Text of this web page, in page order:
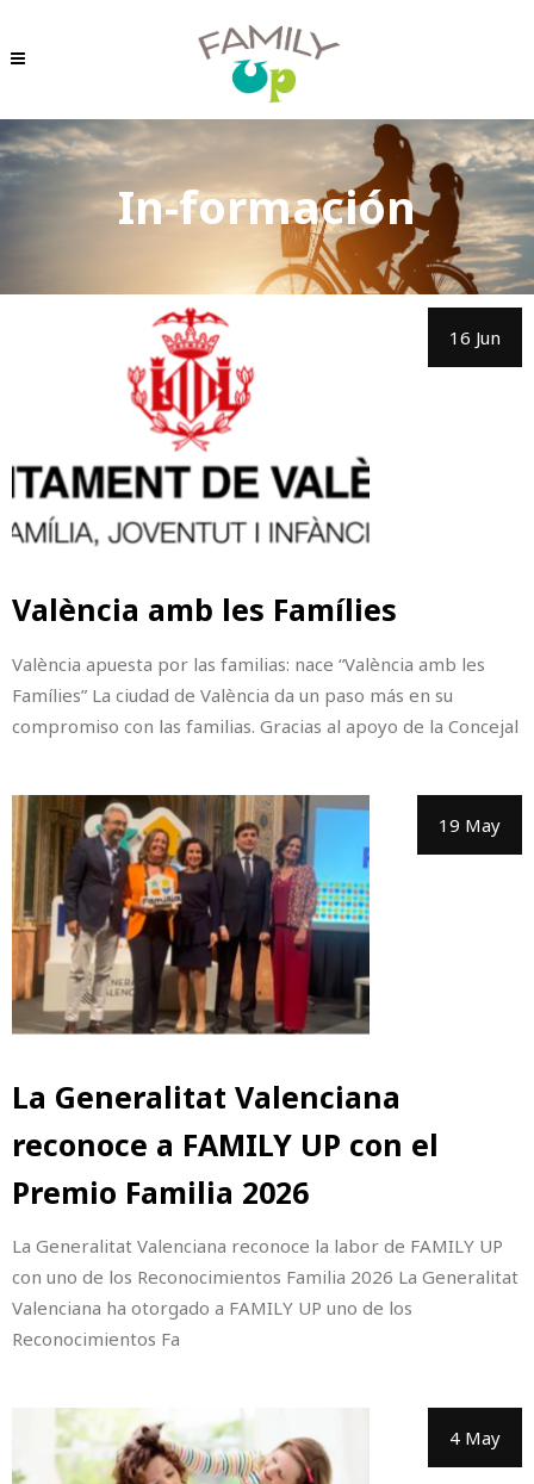
In-formación
16 Jun
València amb les Famílies
València apuesta por las familias: nace “València amb les
Famílies” La ciudad de València da un paso más en su
compromiso con las familias. Gracias al apoyo de la Concejal
19 May
La Generalitat Valenciana
reconoce a FAMILY UP con el
Premio Familia 2026
La Generalitat Valenciana reconoce la labor de FAMILY UP
con uno de los Reconocimientos Familia 2026 La Generalitat
Valenciana ha otorgado a FAMILY UP uno de los
Reconocimientos Fa
4 May